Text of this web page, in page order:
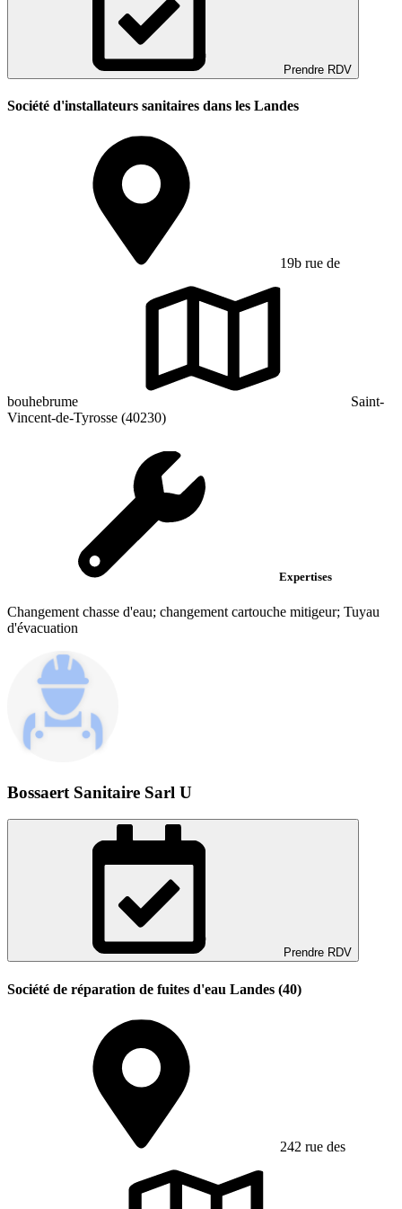
Prendre RDV
Société d'installateurs sanitaires dans les Landes
19b rue de
bouhebrume
Saint-
Vincent-de-Tyrosse (40230)
Expertises
Changement chasse d'eau; changement cartouche mitigeur; Tuyau
d'évacuation
Bossaert Sanitaire Sarl U
Prendre RDV
Société de réparation de fuites d'eau Landes (40)
242 rue des